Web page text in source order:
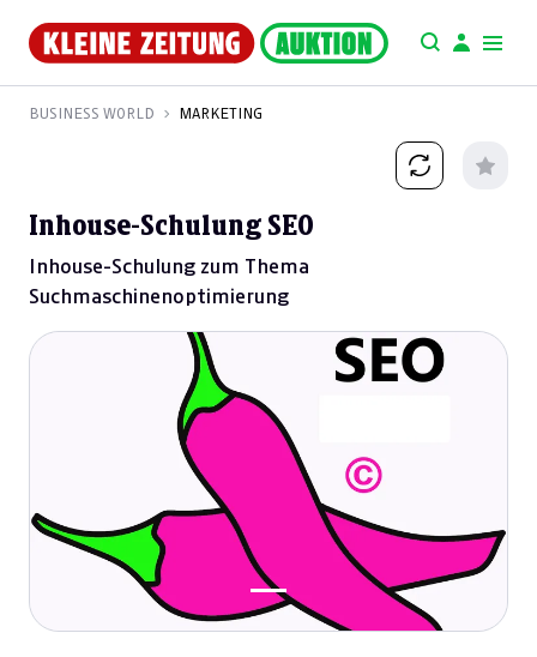
BUSINESS WORLD MARKETING
Inhouse-Schulung SEO
Inhouse-Schulung zum Thema
Suchmaschinenoptimierung